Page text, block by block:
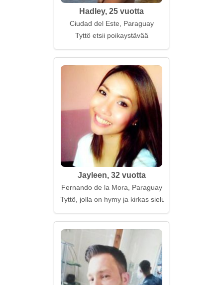
Hadley, 25 vuotta
Ciudad del Este, Paraguay
Tyttö etsii poikaystävää
Jayleen, 32 vuotta
Fernando de la Mora, Paraguay
Tyttö, jolla on hymy ja kirkas sielu